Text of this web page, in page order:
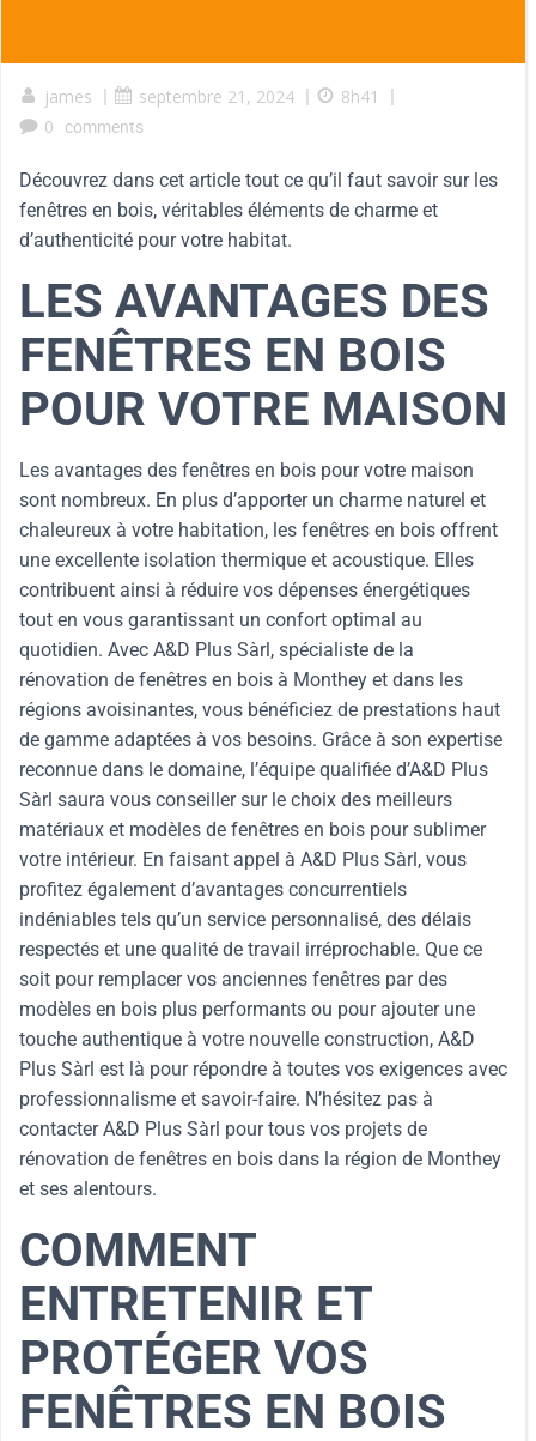
james | septembre 21, 2024 | 8h41
|
0
comments
Découvrez dans cet article tout ce qu’il faut savoir sur les
fenêtres en bois, véritables éléments de charme et
d’authenticité pour votre habitat.
LES AVANTAGES DES
FENÊTRES EN BOIS
POUR VOTRE MAISON
Les avantages des fenêtres en bois pour votre maison
sont nombreux. En plus d’apporter un charme naturel et
chaleureux à votre habitation, les fenêtres en bois offrent
une excellente isolation thermique et acoustique. Elles
contribuent ainsi à réduire vos dépenses énergétiques
tout en vous garantissant un confort optimal au
quotidien. Avec A&D Plus Sàrl, spécialiste de la
rénovation de fenêtres en bois à Monthey et dans les
régions avoisinantes, vous bénéficiez de prestations haut
de gamme adaptées à vos besoins. Grâce à son expertise
reconnue dans le domaine, l’équipe qualifiée d’A&D Plus
Sàrl saura vous conseiller sur le choix des meilleurs
matériaux et modèles de fenêtres en bois pour sublimer
votre intérieur. En faisant appel à A&D Plus Sàrl, vous
profitez également d’avantages concurrentiels
indéniables tels qu’un service personnalisé, des délais
respectés et une qualité de travail irréprochable. Que ce
soit pour remplacer vos anciennes fenêtres par des
modèles en bois plus performants ou pour ajouter une
touche authentique à votre nouvelle construction, A&D
Plus Sàrl est là pour répondre à toutes vos exigences avec
professionnalisme et savoir-faire. N’hésitez pas à
contacter A&D Plus Sàrl pour tous vos projets de
rénovation de fenêtres en bois dans la région de Monthey
et ses alentours.
COMMENT
ENTRETENIR ET
PROTÉGER VOS
FENÊTRES EN BOIS